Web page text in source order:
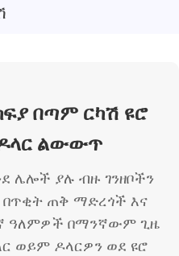
በጣም ርካሽ ዩሮ
ልውውጥ
ሌሎች ያሉ ብዙ ገንዘቦችን
በጥቂት ጠቅ ማድረጎች እና
ዓለምዎች በማንኛውም ጊዜ
ወይም ዶላርዎን ወደ ዩሮ